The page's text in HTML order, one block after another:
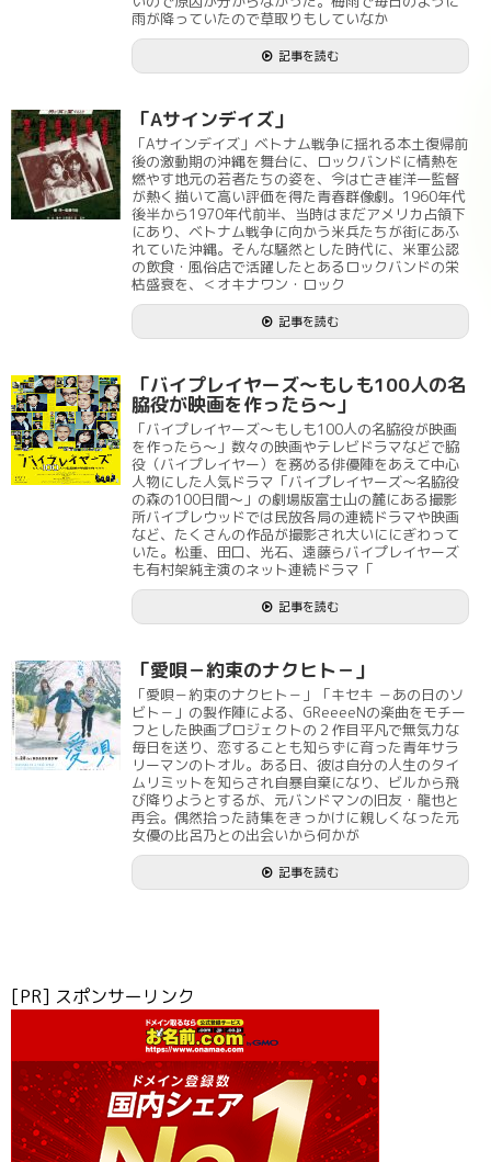
雨が降っていたので草取りもしていなか
記事を読む
「Aサインデイズ」
「Aサインデイズ」ベトナム戦争に揺れる本土復帰前
後の激動期の沖縄を舞台に、ロックバンドに情熱を
燃やす地元の若者たちの姿を、今は亡き崔洋一監督
が熱く描いて高い評価を得た青春群像劇。1960年代
後半から1970年代前半、当時はまだアメリカ占領下
にあり、ベトナム戦争に向かう米兵たちが街にあふ
れていた沖縄。そんな騒然とした時代に、米軍公認
の飲食・風俗店で活躍したとあるロックバンドの栄
枯盛衰を、＜オキナワン・ロック
記事を読む
「バイプレイヤーズ～もしも100人の名
脇役が映画を作ったら～」
「バイプレイヤーズ～もしも100人の名脇役が映画
を作ったら～」数々の映画やテレビドラマなどで脇
役（バイプレイヤー）を務める俳優陣をあえて中心
人物にした人気ドラマ「バイプレイヤーズ～名脇役
の森の100日間～」の劇場版富士山の麓にある撮影
所バイプレウッドでは民放各局の連続ドラマや映画
など、たくさんの作品が撮影され大いににぎわって
いた。松重、田口、光石、遠藤らバイプレイヤーズ
も有村架純主演のネット連続ドラマ「
記事を読む
「愛唄－約束のナクヒト－」
「愛唄－約束のナクヒト－」「キセキ －あの日のソ
ビト－」の製作陣による、GReeeeNの楽曲をモチー
フとした映画プロジェクトの２作目平凡で無気力な
毎日を送り、恋することも知らずに育った青年サラ
リーマンのトオル。ある日、彼は自分の人生のタイ
ムリミットを知らされ自暴自棄になり、ビルから飛
び降りようとするが、元バンドマンの旧友・龍也と
再会。偶然拾った詩集をきっかけに親しくなった元
女優の比呂乃との出会いから何かが
記事を読む
[PR] スポンサーリンク